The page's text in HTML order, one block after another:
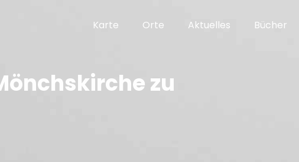
Karte Orte Aktuelles Bücher
zu